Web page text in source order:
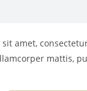
amet,
mattis,